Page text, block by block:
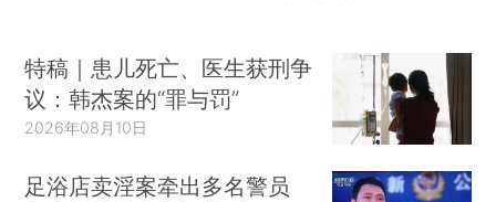
特稿｜患儿死亡、医生获刑争
议：韩杰案的“罪与罚”
2026年08月10日
足浴店卖淫案牵出多名警员